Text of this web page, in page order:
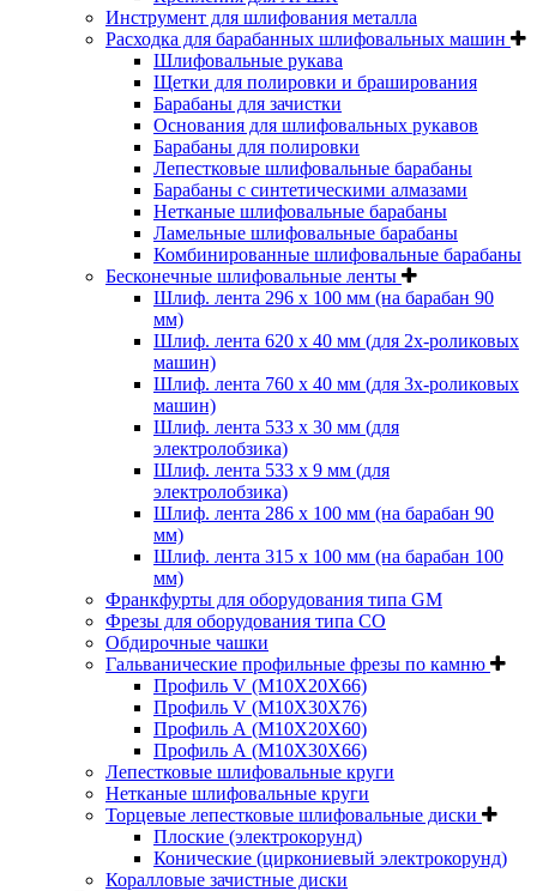
Инструмент для шлифования металла
Расходка для барабанных шлифовальных машин
Шлифовальные рукава
Щетки для полировки и браширования
Барабаны для зачистки
Основания для шлифовальных рукавов
Барабаны для полировки
Лепестковые шлифовальные барабаны
Барабаны с синтетическими алмазами
Нетканые шлифовальные барабаны
Ламельные шлифовальные барабаны
Комбинированные шлифовальные барабаны
Бесконечные шлифовальные ленты
Шлиф. лента 296 х 100 мм (на барабан 90
мм)
Шлиф. лента 620 х 40 мм (для 2х-роликовых
машин)
Шлиф. лента 760 х 40 мм (для 3х-роликовых
машин)
Шлиф. лента 533 х 30 мм (для
электролобзика)
Шлиф. лента 533 х 9 мм (для
электролобзика)
Шлиф. лента 286 х 100 мм (на барабан 90
мм)
Шлиф. лента 315 х 100 мм (на барабан 100
мм)
Франкфурты для оборудования типа GM
Фрезы для оборудования типа СО
Обдирочные чашки
Гальванические профильные фрезы по камню
Профиль V (M10X20X66)
Профиль V (M10X30X76)
Профиль А (М10Х20Х60)
Профиль А (М10Х30Х66)
Лепестковые шлифовальные круги
Нетканые шлифовальные круги
Торцевые лепестковые шлифовальные диски
Плоские (электрокорунд)
Конические (циркониевый электрокорунд)
Коралловые зачистные диски